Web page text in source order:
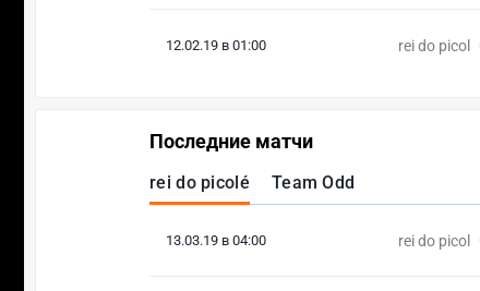
12.02.19 в 01:00 rei do picol
Последние матчи
rei do picolé Team Odd
13.03.19 в 04:00 rei do picol